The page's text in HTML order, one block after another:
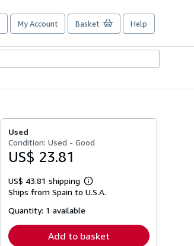
My Account Basket Help
Used
Condition: Used - Good
US$ 23.81
US$ 43.81 shipping
Learn
more
Ships from Spain to U.S.A.
Quantity: 1 available
Add to basket